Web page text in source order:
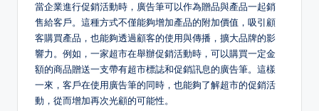
當企業進行促銷活動時，廣告筆可以作為贈品與產品一起銷
售給客戶。這種方式不僅能夠增加產品的附加價值，吸引顧
客購買產品，也能夠透過顧客的使用與傳播，擴大品牌的影
響力。例如，一家超市在舉辦促銷活動時，可以購買一定金
額的商品贈送一支帶有超市標誌和促銷訊息的廣告筆。這樣
一來，客戶在使用廣告筆的同時，也能夠了解超市的促銷活
動，從而增加再次光顧的可能性。